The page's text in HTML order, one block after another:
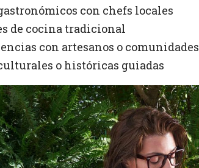
con chefs locales
de cocina tradicional
con artesanos o comunidades
o históricas guiadas